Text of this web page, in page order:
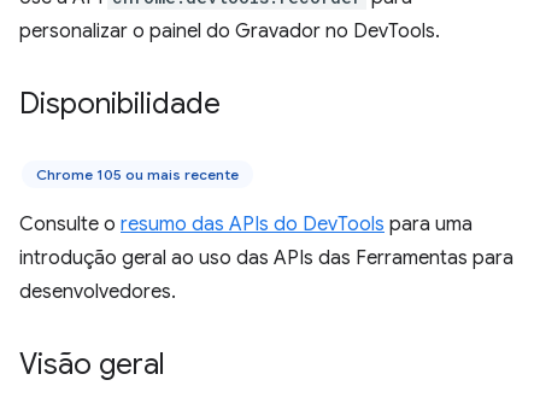
personalizar o painel do Gravador no DevTools.
Disponibilidade
Chrome 105 ou mais recente
Consulte o resumo das APIs do DevTools para uma
introdução geral ao uso das APIs das Ferramentas para
desenvolvedores.
Visão geral